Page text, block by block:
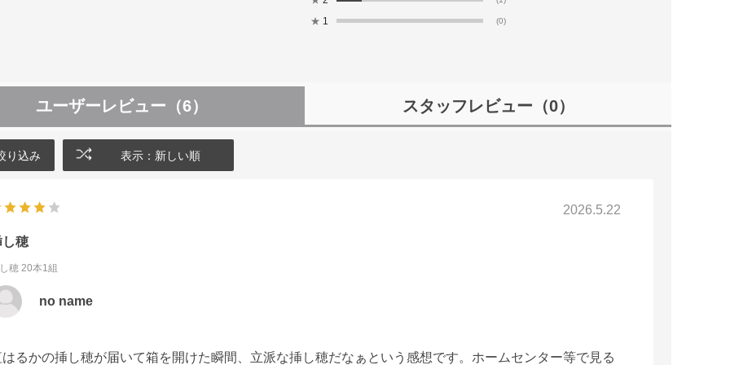
★ 1 (0)
ユーザーレビュー （6） スタッフレビュー （0）
り込み 表示：新しい順
2026.5.22
穂
穂 20本1組
no name
るかの挿し穂が届いて箱を開けた瞬間、立派な挿し穂だなぁという感想です。ホームセンター等で見る